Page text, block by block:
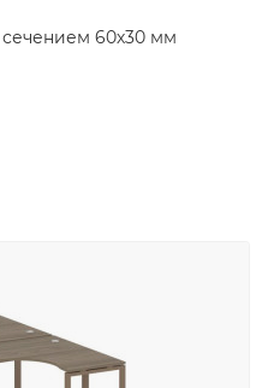
60х30 мм